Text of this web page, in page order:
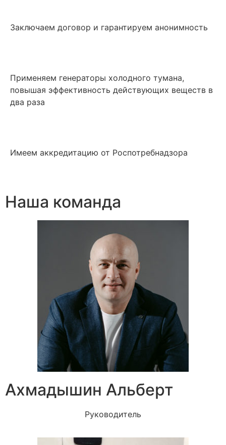
Заключаем договор и гарантируем анонимность
Применяем генераторы холодного тумана,
повышая эффективность действующих веществ в
два раза
Имеем аккредитацию от Роспотребнадзора
Наша команда
Ахмадышин Альберт
Руководитель